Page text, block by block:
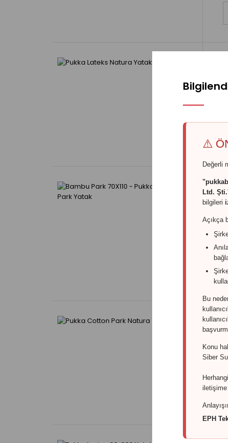
⚠️
Değerli
Ltd. Şti.
bilgileri
Açıkça
Bu
Konu
Siber
EPH